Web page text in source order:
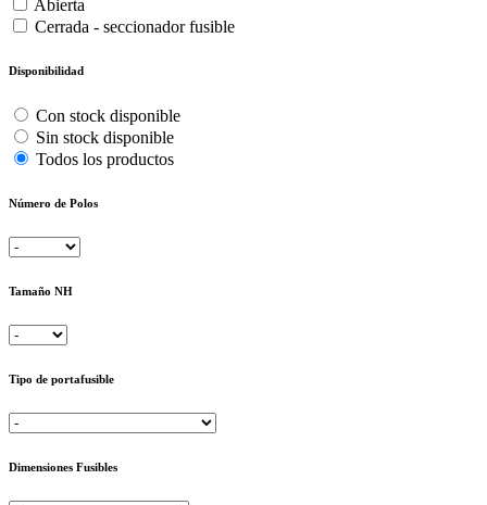
Abierta
Cerrada - seccionador fusible
Disponibilidad
Con stock disponible
Sin stock disponible
Todos los productos
Número de Polos
Tamaño NH
Tipo de portafusible
Dimensiones Fusibles